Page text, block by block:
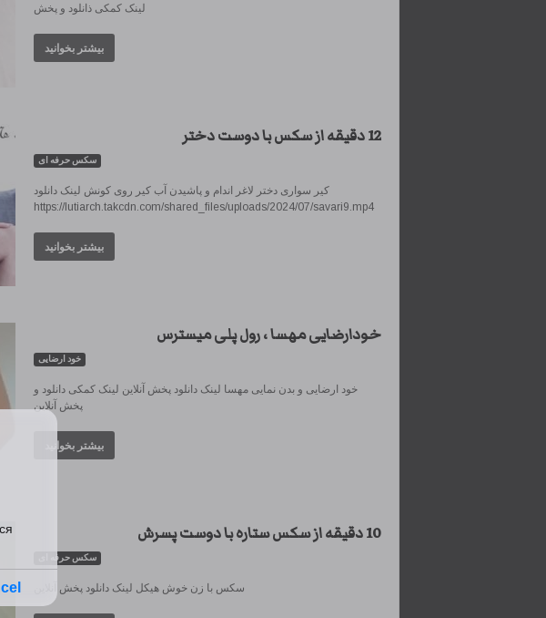
بیشتر بخوانید
12 دقیقه از سکس با دوست دختر
سکس حرفه ای
کیر سواری دختر لاغر اندام و پاشیدن آب کیر روی کونش لینک دانلود
https://lutiarch.takcdn.com/shared_files/uploads/2024/07/savari9.mp4
بیشتر بخوانید
خودارضایی مهسا ، رول پلی میسترس
خود ارضایی
خود ارضایی و بدن نمایی مهسا لینک دانلود پخش آنلاین لینک کمکی دانلود و
پخش آنلاین
بیشتر بخوانید
10 دقیقه از سکس ستاره با دوست پسرش
سکس حرفه ای
سکس با زن خوش هیکل لینک دانلود پخش آنلاین